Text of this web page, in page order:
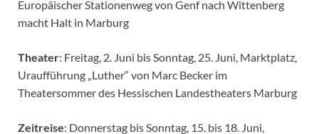
Europäischer Stationenweg von Genf nach Wittenberg
macht Halt in Marburg
Theater: Freitag, 2. Juni bis Sonntag, 25. Juni, Marktplatz,
Uraufführung „Luther“ von Marc Becker im
Theatersommer des Hessischen Landestheaters Marburg
Zeitreise: Donnerstag bis Sonntag, 15. bis 18. Juni,